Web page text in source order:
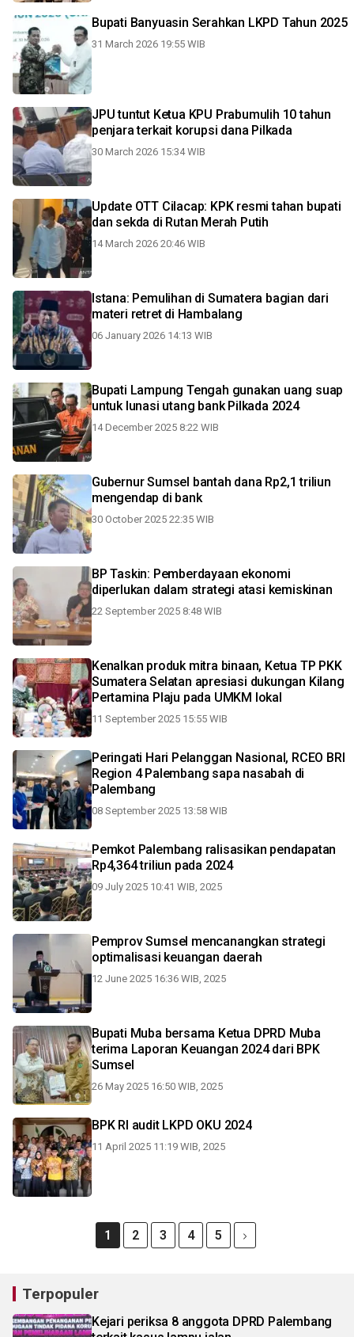
Bupati Banyuasin Serahkan LKPD Tahun 2025
31 March 2026 19:55 WIB
JPU tuntut Ketua KPU Prabumulih 10 tahun
penjara terkait korupsi dana Pilkada
30 March 2026 15:34 WIB
Update OTT Cilacap: KPK resmi tahan bupati
dan sekda di Rutan Merah Putih
14 March 2026 20:46 WIB
Istana: Pemulihan di Sumatera bagian dari
materi retret di Hambalang
06 January 2026 14:13 WIB
Bupati Lampung Tengah gunakan uang suap
untuk lunasi utang bank Pilkada 2024
14 December 2025 8:22 WIB
Gubernur Sumsel bantah dana Rp2,1 triliun
mengendap di bank
30 October 2025 22:35 WIB
BP Taskin: Pemberdayaan ekonomi
diperlukan dalam strategi atasi kemiskinan
22 September 2025 8:48 WIB
Kenalkan produk mitra binaan, Ketua TP PKK
Sumatera Selatan apresiasi dukungan Kilang
Pertamina Plaju pada UMKM lokal
11 September 2025 15:55 WIB
Peringati Hari Pelanggan Nasional, RCEO BRI
Region 4 Palembang sapa nasabah di
Palembang
08 September 2025 13:58 WIB
Pemkot Palembang ralisasikan pendapatan
Rp4,364 triliun pada 2024
09 July 2025 10:41 WIB, 2025
Pemprov Sumsel mencanangkan strategi
optimalisasi keuangan daerah
12 June 2025 16:36 WIB, 2025
Bupati Muba bersama Ketua DPRD Muba
terima Laporan Keuangan 2024 dari BPK
Sumsel
26 May 2025 16:50 WIB, 2025
BPK RI audit LKPD OKU 2024
11 April 2025 11:19 WIB, 2025
1 2 3 4 5
Terpopuler
Kejari periksa 8 anggota DPRD Palembang